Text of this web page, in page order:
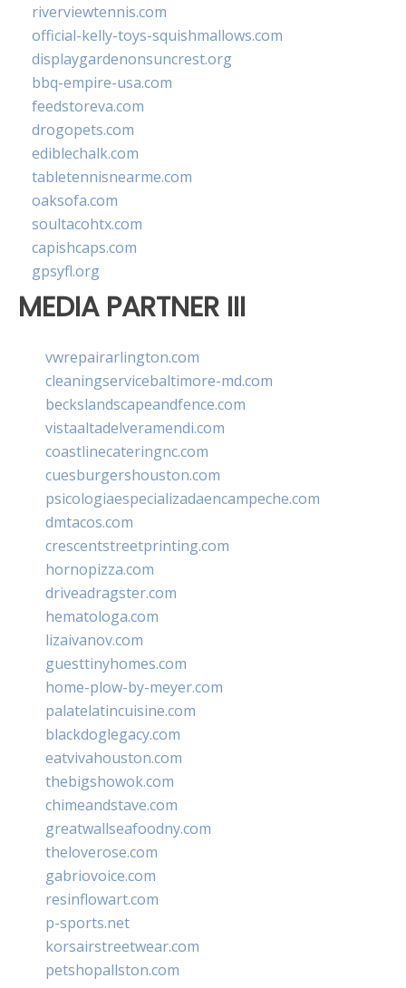
riverviewtennis.com
official-kelly-toys-squishmallows.com
displaygardenonsuncrest.org
bbq-empire-usa.com
feedstoreva.com
drogopets.com
ediblechalk.com
tabletennisnearme.com
oaksofa.com
soultacohtx.com
capishcaps.com
gpsyfl.org
MEDIA PARTNER III
vwrepairarlington.com
cleaningservicebaltimore-md.com
beckslandscapeandfence.com
vistaaltadelveramendi.com
coastlinecateringnc.com
cuesburgershouston.com
psicologiaespecializadaencampeche.com
dmtacos.com
crescentstreetprinting.com
hornopizza.com
driveadragster.com
hematologa.com
lizaivanov.com
guesttinyhomes.com
home-plow-by-meyer.com
palatelatincuisine.com
blackdoglegacy.com
eatvivahouston.com
thebigshowok.com
chimeandstave.com
greatwallseafoodny.com
theloverose.com
gabriovoice.com
resinflowart.com
p-sports.net
korsairstreetwear.com
petshopallston.com